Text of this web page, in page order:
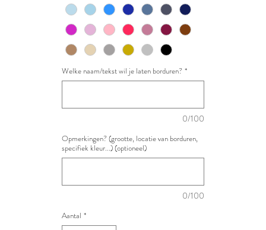
Welke naam/tekst wil je laten borduren? *
0/100
Opmerkingen? (grootte, locatie van borduren,
specifiek kleur...) (optioneel)
0/100
Aantal *